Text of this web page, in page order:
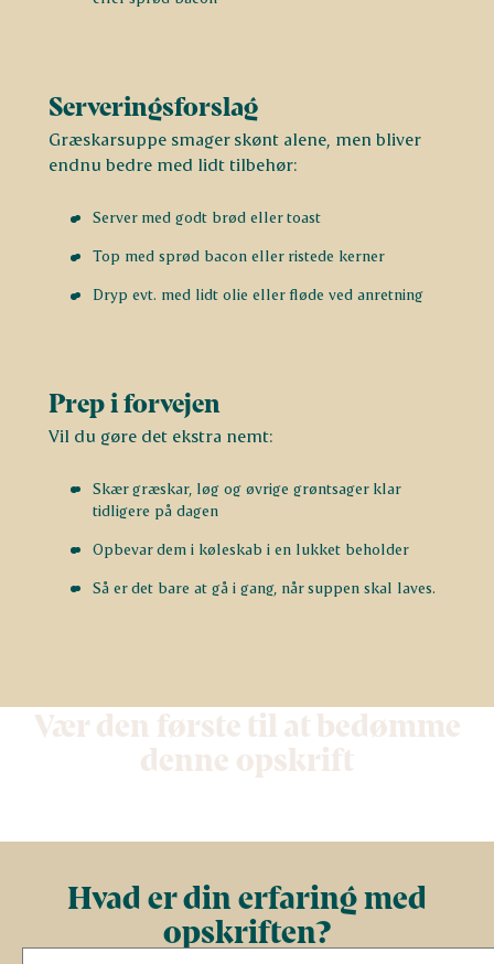
Serveringsforslag
Græskarsuppe smager skønt alene, men bliver
endnu bedre med lidt tilbehør:
Server med godt brød eller toast
Top med sprød bacon eller ristede kerner
Dryp evt. med lidt olie eller fløde ved anretning
Prep i forvejen
Vil du gøre det ekstra nemt:
Skær græskar, løg og øvrige grøntsager klar
tidligere på dagen
Opbevar dem i køleskab i en lukket beholder
Så er det bare at gå i gang, når suppen skal laves.
Vær den første til at bedømme
denne opskrift
Hvad er din erfaring med
opskriften?